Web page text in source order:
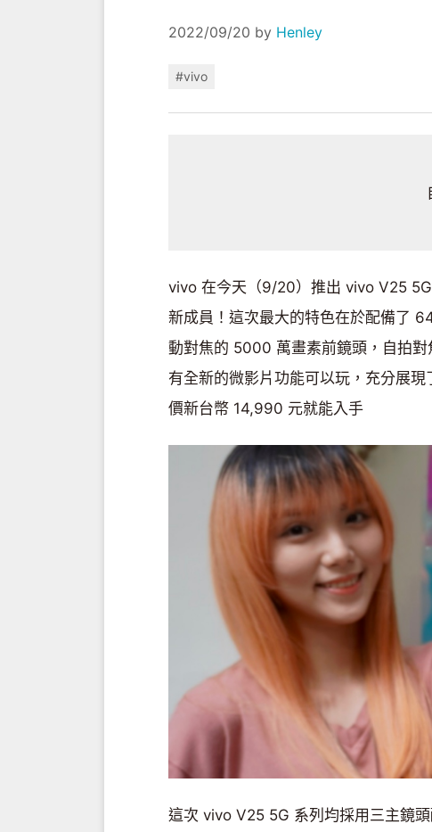
2022/09/20 by Henley
#vivo
vivo 在今天（9/20）推出 vivo V25
新成員！這次最大的特色在於配備了
動對焦的 5000 萬畫素前鏡頭，自拍
有全新的微影片功能可以玩，充分展
價新台幣 14,990 元就能入手
這次 vivo V25 5G 系列均採用三主鏡